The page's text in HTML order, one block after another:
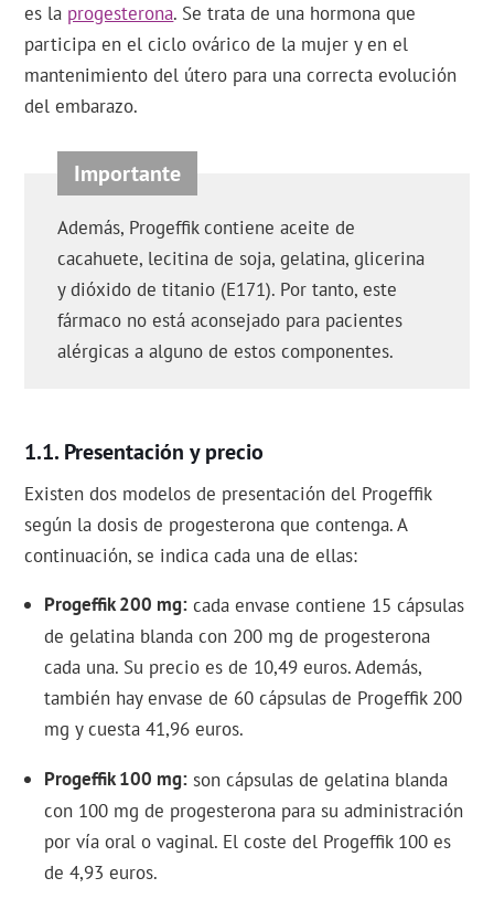
es la progesterona. Se trata de una hormona que
participa en el ciclo ovárico de la mujer y en el
mantenimiento del útero para una correcta evolución
del embarazo.
Además, Progeffik contiene aceite de
cacahuete, lecitina de soja, gelatina, glicerina
y dióxido de titanio (E171). Por tanto, este
fármaco no está aconsejado para pacientes
alérgicas a alguno de estos componentes.
Presentación y precio
Existen dos modelos de presentación del Progeffik
según la dosis de progesterona que contenga. A
continuación, se indica cada una de ellas:
Progeffik 200 mg cada envase contiene 15 cápsulas
de gelatina blanda con 200 mg de progesterona
cada una. Su precio es de 10,49 euros. Además,
también hay envase de 60 cápsulas de Progeffik 200
mg y cuesta 41,96 euros.
Progeffik 100 mg son cápsulas de gelatina blanda
con 100 mg de progesterona para su administración
por vía oral o vaginal. El coste del Progeffik 100 es
de 4,93 euros.